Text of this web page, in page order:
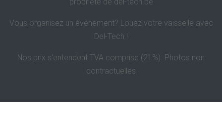
Vous organisez un évènement? Louez votre vaisselle avec
Del-Tech !
Nos prix s'entendent TVA comprise (21%). Photos non
contractuelles